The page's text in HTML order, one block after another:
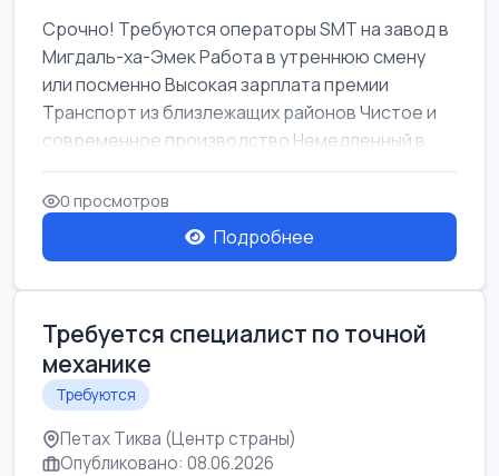
Срочно! Требуются операторы SMT на завод в
Мигдаль-ха-Эмек Работа в утреннюю смену
или посменно Высокая зарплата премии
Транспорт из близлежащих районов Чистое и
современное производство Немедленный в...
0 просмотров
Подробнее
Требуется специалист по точной
механике
Требуются
Петах Тиква (Центр страны)
Опубликовано: 08.06.2026